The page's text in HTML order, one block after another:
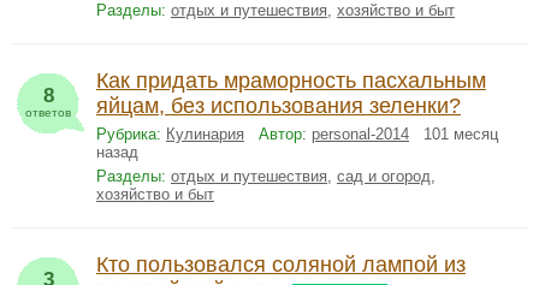
Разделы: отдых и путешествия хозяйство и быт
8
ответов
Как придать мраморность пасхальным
яйцам, без использования зеленки?
Рубрика: Кулинария Автор: personal-2014 101 месяц
назад
Разделы: отдых и путешествия сад и огород
хозяйство и быт
3
Кто пользовался соляной лампой из